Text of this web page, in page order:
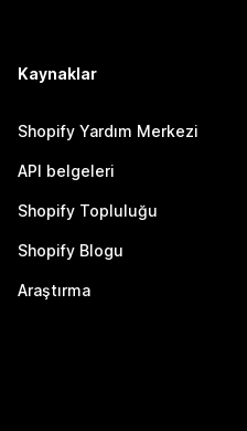
Kaynaklar
Shopify Yardım Merkezi
API belgeleri
Shopify Topluluğu
Shopify Blogu
Araştırma